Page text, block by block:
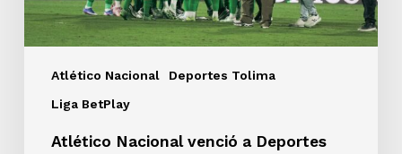
Atlético Nacional
Deportes Tolima
Liga BetPlay
de
Atlético Nacional venció a Deportes